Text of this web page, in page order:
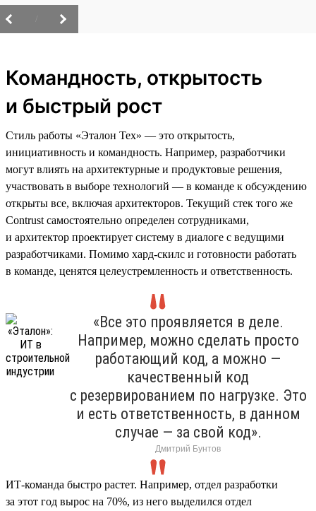
Командность, открытость
и быстрый рост
Стиль работы «Эталон Тех» — это открытость,
инициативность и командность. Например, разработчики
могут влиять на архитектурные и продуктовые решения,
участвовать в выборе технологий — в команде к обсуждению
открыты все, включая архитекторов. Текущий стек того же
Contrust самостоятельно определен сотрудниками,
и архитектор проектирует систему в диалоге с ведущими
разработчиками. Помимо хард-скилс и готовности работать
в команде, ценятся целеустремленность и ответственность.
«Все это проявляется в деле.
Например, можно сделать просто
работающий код, а можно —
качественный код
с резервированием по нагрузке. Это
и есть ответственность, в данном
случае — за свой код».
Дмитрий Бунтов
ИТ-команда быстро растет. Например, отдел разработки
за этот год вырос на 70%, из него выделился отдел